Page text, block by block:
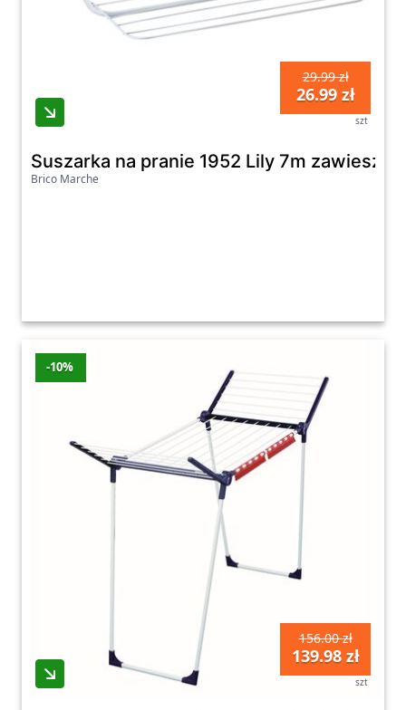
29.99 zł
26.99 zł
szt
Suszarka na pranie 1952 Lily 7m
Brico Marche
-10%
156.00 zł
139.98 zł
szt